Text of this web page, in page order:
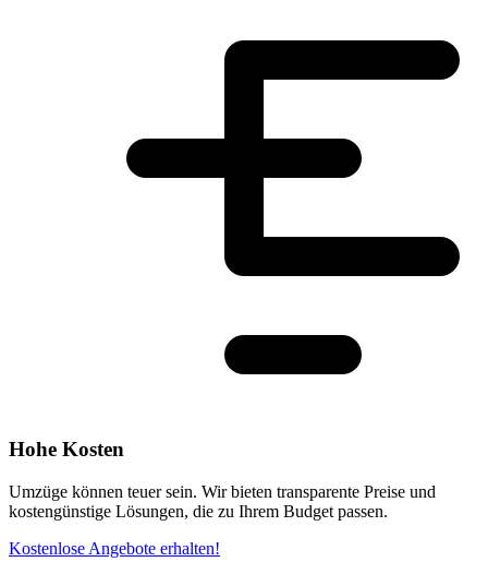
Hohe Kosten
Umzüge können teuer sein. Wir bieten transparente Preise und
kostengünstige Lösungen, die zu Ihrem Budget passen.
Kostenlose Angebote erhalten!